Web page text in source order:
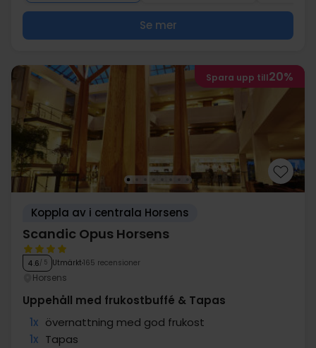
Se mer
Spara upp till20%
Koppla av i centrala Horsens
Scandic Opus Horsens
4.6/ 5 Utmärkt 165 recensioner
Horsens
Uppehåll med frukostbuffé & Tapas
1x övernattning med god frukost
1x Tapas